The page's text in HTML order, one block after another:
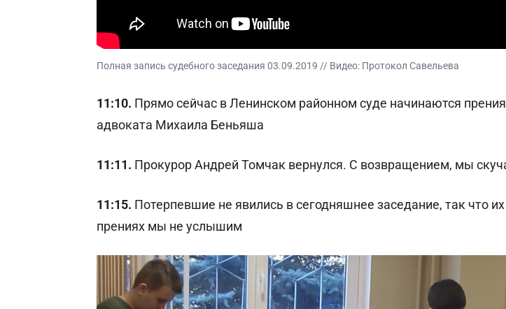
Полная запись судебного заседания 03.09.2019 // Видео: Протокол Савельева
11:10. Прямо сейчас в Ленинском районном суде начинаются
адвоката Михаила Беньяша
11:11. Прокурор Андрей Томчак вернулся. С возвращением, мы
11:15. Потерпевшие не явились в сегодняшнее заседание, так что
прениях мы не услышим